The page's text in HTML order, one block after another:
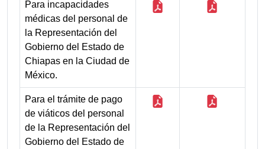
Para incapacidades
médicas del personal de
la Representación del
Gobierno del Estado de
Chiapas en la Ciudad de
México.
Para el trámite de pago
de viáticos del personal
de la Representación del
Gobierno del Estado de